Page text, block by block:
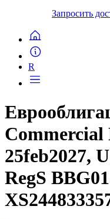
Запросить
R
Commercial
25feb2027,
RegS